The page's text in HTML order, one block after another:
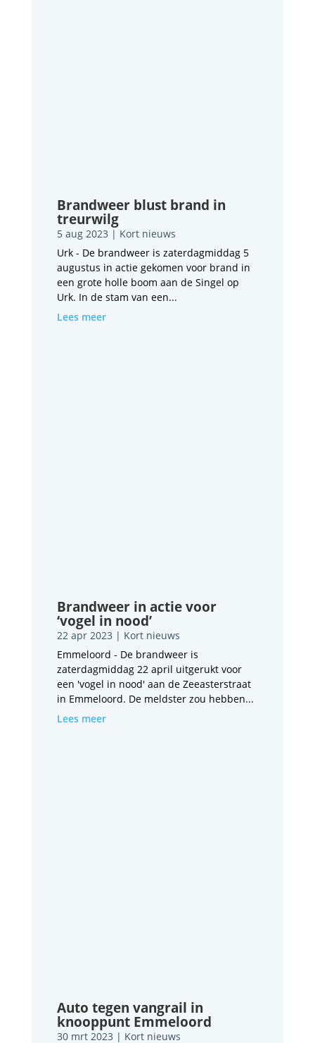
Brandweer blust brand in
treurwilg
5 aug 2023 | Kort nieuws
Urk - De brandweer is zaterdagmiddag 5
augustus in actie gekomen voor brand in
een grote holle boom aan de Singel op
Urk. In de stam van een...
Lees meer
Brandweer in actie voor
‘vogel in nood’
22 apr 2023 | Kort nieuws
Emmeloord - De brandweer is
zaterdagmiddag 22 april uitgerukt voor
een 'vogel in nood' aan de Zeeasterstraat
in Emmeloord. De meldster zou hebben...
Lees meer
Auto tegen vangrail in
knooppunt Emmeloord
30 mrt 2023 | Kort nieuws